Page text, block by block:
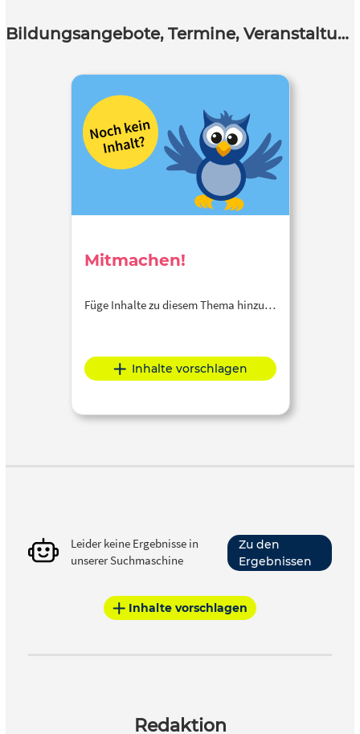
Bildungsangebote, Termine, Veranstaltungen
Mitmachen!
Füge Inhalte zu diesem Thema hinzu…
Inhalte vorschlagen
Leider keine Ergebnisse in
unserer Suchmaschine
Zu den
Ergebnissen
Inhalte vorschlagen
Redaktion